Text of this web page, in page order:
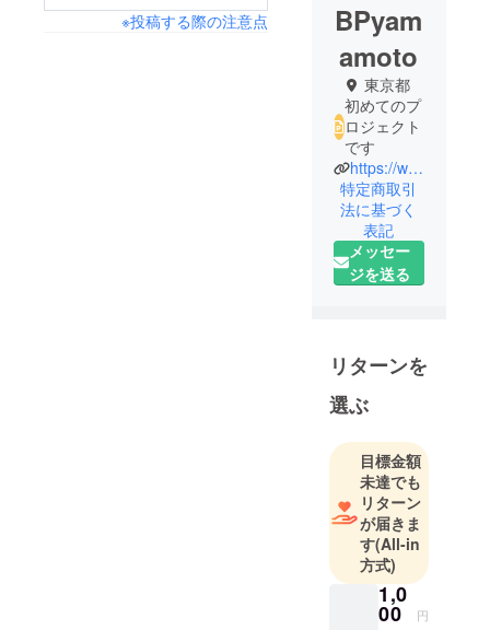
※投稿する際の注意点
BPyam
amoto
東京都
初めてのプ
ロジェクト
です
https://www.best-practice.co.jp/academy/
特定商取引
法に基づく
表記
メッセー
ジを送る
リターンを
選ぶ
目標金額
未達でも
リターン
が届きま
す(All-in
方式)
1,0
00 円